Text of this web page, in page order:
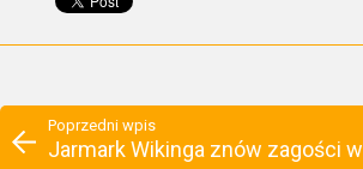
Poprzedni wpis
Jarmark Wikinga znów zagości